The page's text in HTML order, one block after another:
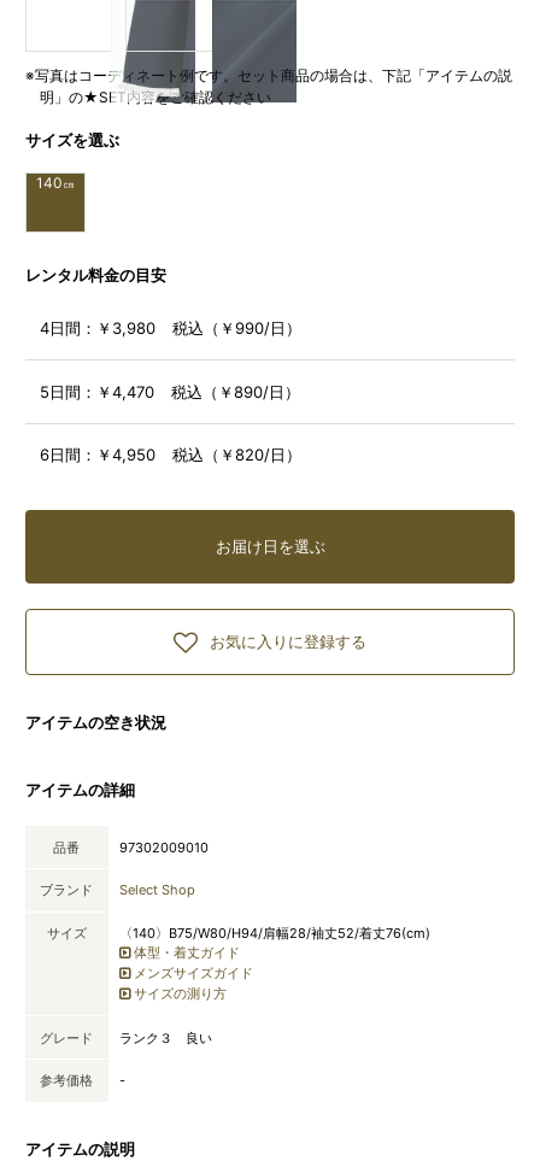
※写真はコーディネート例です。セット商品の場合は、下記「アイテムの説
明」の★SET内容をご確認ください
サイズを選ぶ
140㎝
レンタル料金の目安
4日間： ￥3,980 税込（￥990/日）
5日間： ￥4,470 税込（￥890/日）
6日間： ￥4,950 税込（￥820/日）
お届け日を選ぶ
お気に入りに登録する
アイテムの空き状況
アイテムの詳細
品番 97302009010
ブランド Select Shop
サイズ
〈140〉B75/W80/H94/肩幅28/袖丈52/着丈76(cm)
体型・着丈ガイド
メンズサイズガイド
サイズの測り方
グレード ランク３ 良い
参考価格 -
アイテムの説明